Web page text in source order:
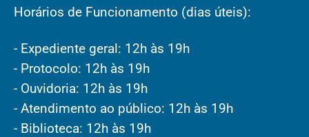
Horários de Funcionamento (dias úteis):
- Expediente geral: 12h às 19h
- Protocolo: 12h às 19h
- Ouvidoria: 12h às 19h
- Atendimento ao público: 12h às 19h
- Biblioteca: 12h às 19h